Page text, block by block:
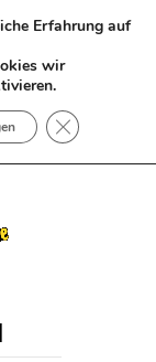
Erfahrung auf
wir
GDPR